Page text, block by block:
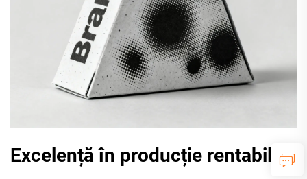
Excelență în producție rentabilă